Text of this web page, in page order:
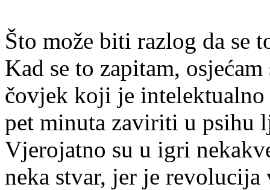
Što može biti razlog da se
Kad se to zapitam,
čovjek koji je intelektualno
pet minuta zaviriti u psihu
Vjerojatno su u igri
neka stvar, jer je revolucija